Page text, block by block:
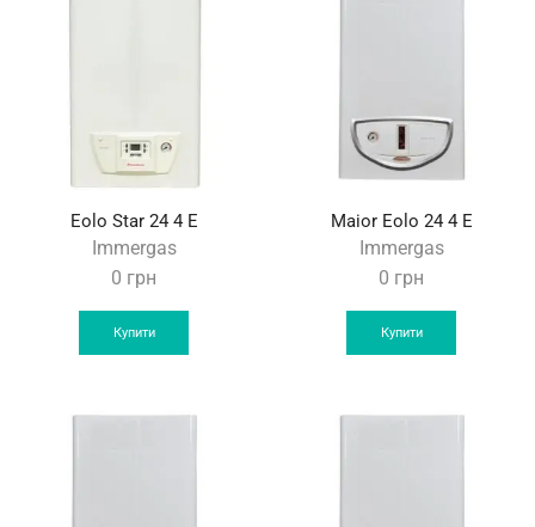
Eolo Star 24 4 E
Immergas
0 грн
Купити
Maior Eolo 24 4 E
Immergas
0 грн
Купити